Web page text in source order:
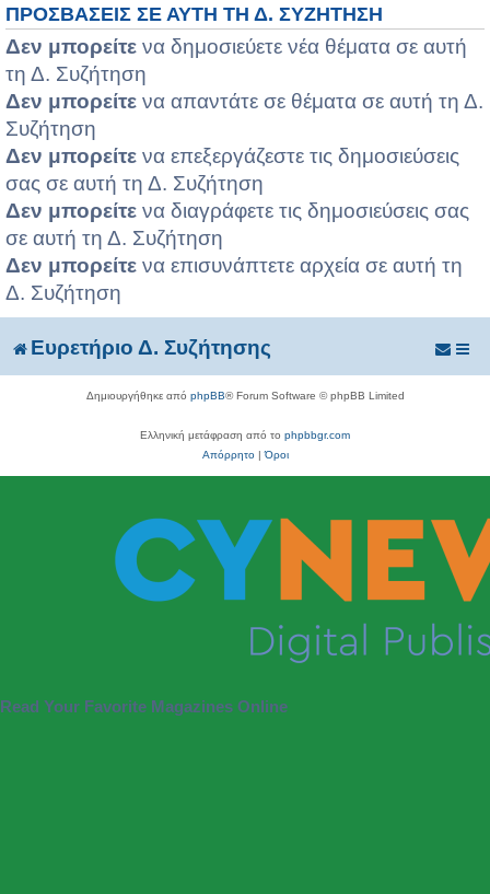
ΠΡΟΣΒΆΣΕΙΣ ΣΕ ΑΥΤΉ ΤΗ Δ. ΣΥΖΉΤΗΣΗ
Δεν μπορείτε να δημοσιεύετε νέα θέματα σε αυτή
τη Δ. Συζήτηση
Δεν μπορείτε να απαντάτε σε θέματα σε αυτή τη Δ.
Συζήτηση
Δεν μπορείτε να επεξεργάζεστε τις δημοσιεύσεις
σας σε αυτή τη Δ. Συζήτηση
Δεν μπορείτε να διαγράφετε τις δημοσιεύσεις σας
σε αυτή τη Δ. Συζήτηση
Δεν μπορείτε να επισυνάπτετε αρχεία σε αυτή τη
Δ. Συζήτηση
Ευρετήριο Δ. Συζήτησης
Δημιουργήθηκε από phpBB® Forum Software © phpBB Limited
Ελληνική μετάφραση από το phpbbgr.com
Απόρρητο|Όροι
Read Your Favorite Magazines Online